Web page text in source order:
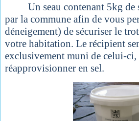
Un seau contenant 5kg
par la commune afin de vous
déneigement) de sécuriser le
votre habitation. Le récipient
exclusivement muni de celui-
réapprovisionner en sel.